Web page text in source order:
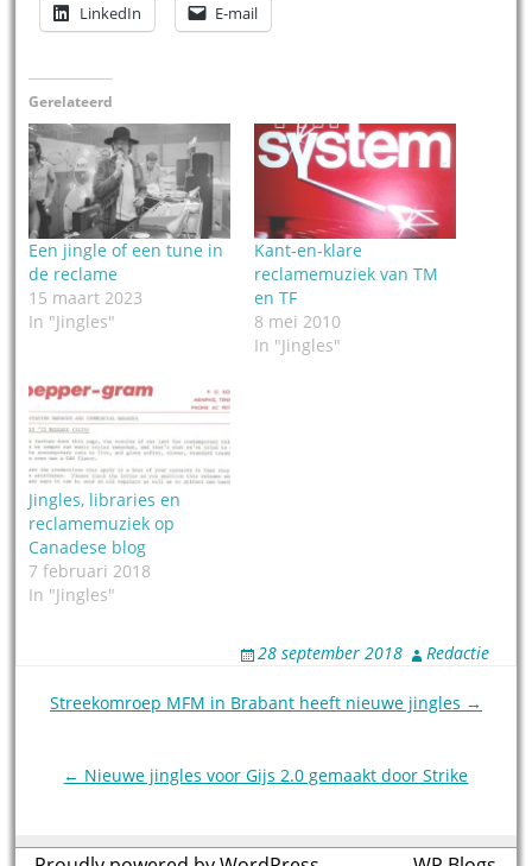
LinkedIn E-mail
Gerelateerd
Een jingle of een tune in
de reclame
15 maart 2023
In "Jingles"
Kant-en-klare
reclamemuziek van TM
en TF
8 mei 2010
In "Jingles"
Jingles, libraries en
reclamemuziek op
Canadese blog
7 februari 2018
In "Jingles"
28 september 2018 Redactie
Post
Streekomroep MFM in Brabant heeft nieuwe jingles →
← Nieuwe jingles voor Gijs 2.0 gemaakt door Strike